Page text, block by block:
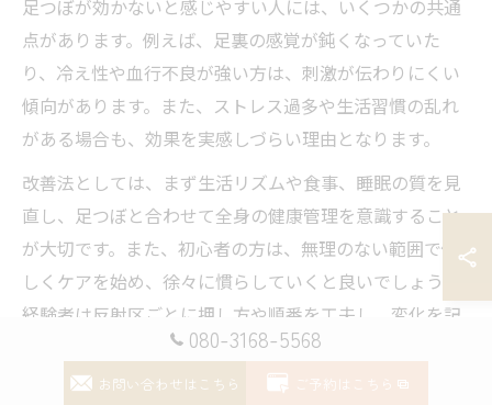
足つぼが効かないと感じやすい人には、いくつかの共通
点があります。例えば、足裏の感覚が鈍くなっていた
り、冷え性や血行不良が強い方は、刺激が伝わりにくい
傾向があります。また、ストレス過多や生活習慣の乱れ
がある場合も、効果を実感しづらい理由となります。
改善法としては、まず生活リズムや食事、睡眠の質を見
直し、足つぼと合わせて全身の健康管理を意識すること
が大切です。また、初心者の方は、無理のない範囲で優
しくケアを始め、徐々に慣らしていくと良いでしょう。
経験者は反射区ごとに押し方や順番を工夫し、変化を記
録することで「自分だけの最適な方法」を見つけやすく
なります。
080-3168-5568
お問い合わせはこちら ご予約はこちら